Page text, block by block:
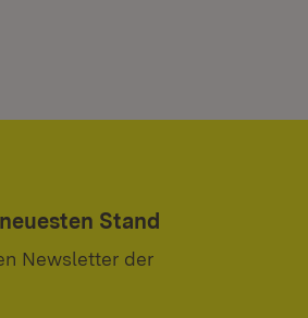
Stand
Newsletter der